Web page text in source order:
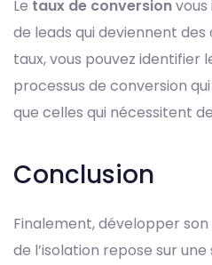
Le taux de conversion
de leads qui deviennent
taux, vous pouvez identifier
processus de conversion
que celles qui nécessitent
Conclusion
Finalement, développer
de l’isolation repose sur